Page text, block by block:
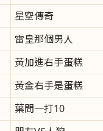
星空傳奇
雷皇那個男人
黃加進右手蛋糕
黃金右手是蛋糕
葉問一打10